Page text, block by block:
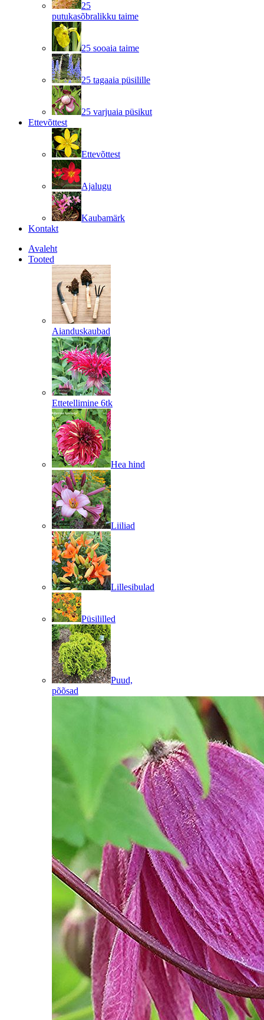
25
putukasõbralikku taime
25 sooaia taime
25 tagaaia püsilille
25 varjuaia püsikut
Ettevõttest
Ettevõttest
Ajalugu
Kaubamärk
Kontakt
Avaleht
Tooted
Aianduskaubad
Ettetellimine 6tk
Hea hind
Liiliad
Lillesibulad
Püsililled
Puud,
põõsad